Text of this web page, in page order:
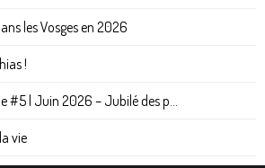
les Vosges en 2026
!
#5 | Juin 2026 – Jubilé des p...
vie